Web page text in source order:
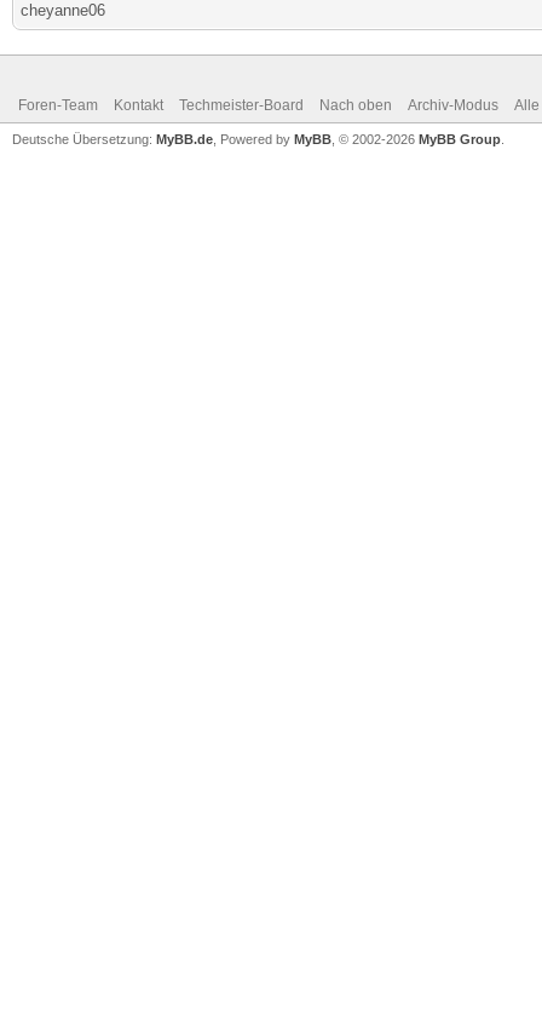
cheyanne06
Foren-Team Kontakt Techmeister-Board Nach oben Archiv-Modus Alle
Deutsche Übersetzung: MyBB.de , Powered by MyBB , © 2002-2026 MyBB Group